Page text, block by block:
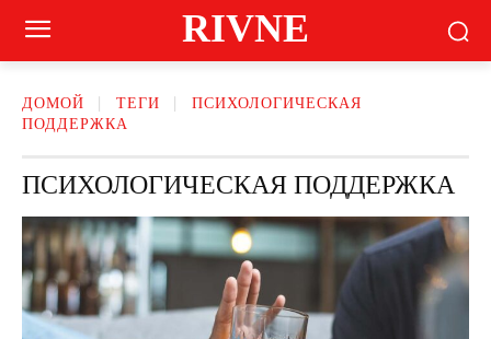
RIVNE
ДОМОЙ ТЕГИ
ПСИХОЛОГИЧЕСКАЯ
ПОДДЕРЖКА
ПСИХОЛОГИЧЕСКАЯ ПОДДЕРЖКА